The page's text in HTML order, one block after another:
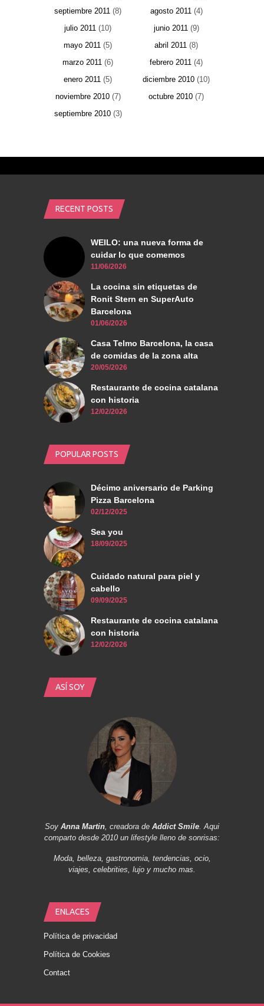
septiembre 2011 (8) agosto 2011(4)
julio 2011 (10) junio 2011(9)
mayo 2011 (5) abril 2011 (8)
marzo 2011 (6) febrero 2011 (4)
enero 2011 (5) diciembre 2010 (10)
noviembre 2010(7) octubre 2010 (7)
septiembre 2010(3)
RECENT POSTS
WEILO: una nueva forma de
cuidar lo que comemos
11/06/2026
La cocina sin etiquetas de
Ronit Stern en SuperAuto
Barcelona
01/06/2026
Casa Telmo Barcelona, la casa
de comidas de la zona alta
20/05/2026
Restaurante de cocina catalana
con historia
12/02/2026
POPULAR POSTS
Décimo aniversario de Parking
Pizza Barcelona
02/12/2025
Sea you
18/09/2025
Cuidado natural para piel y
cabello
09/09/2025
Restaurante de cocina catalana
con historia
12/02/2026
ASÍ SOY
Soy Anna Martin, creadora de Addict Smile. Aqui
comparto desde 2010 un lifestyle lleno de sonrisas:
Moda, belleza, gastronomia, tendencias, ocio,
viajes, celebrities, lujo y mucho mas.
ENLACES
Política de privacidad
Política de Cookies
Contact